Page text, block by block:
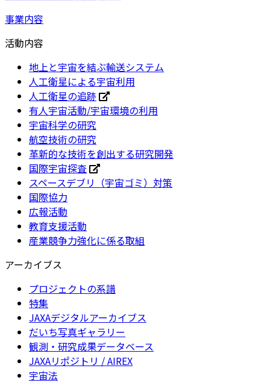
事業内容
活動内容
地上と宇宙を結ぶ輸送システム
人工衛星による宇宙利用
人工衛星の追跡
有人宇宙活動/宇宙環境の利用
宇宙科学の研究
航空技術の研究
革新的な技術を創出する研究開発
国際宇宙探査
スペースデブリ（宇宙ゴミ）対策
国際協力
広報活動
教育支援活動
産業競争力強化に係る取組
アーカイブス
プロジェクトの系譜
特集
JAXAデジタルアーカイブス
だいち写真ギャラリー
観測・研究成果データベース
JAXAリポジトリ / AIREX
宇宙法